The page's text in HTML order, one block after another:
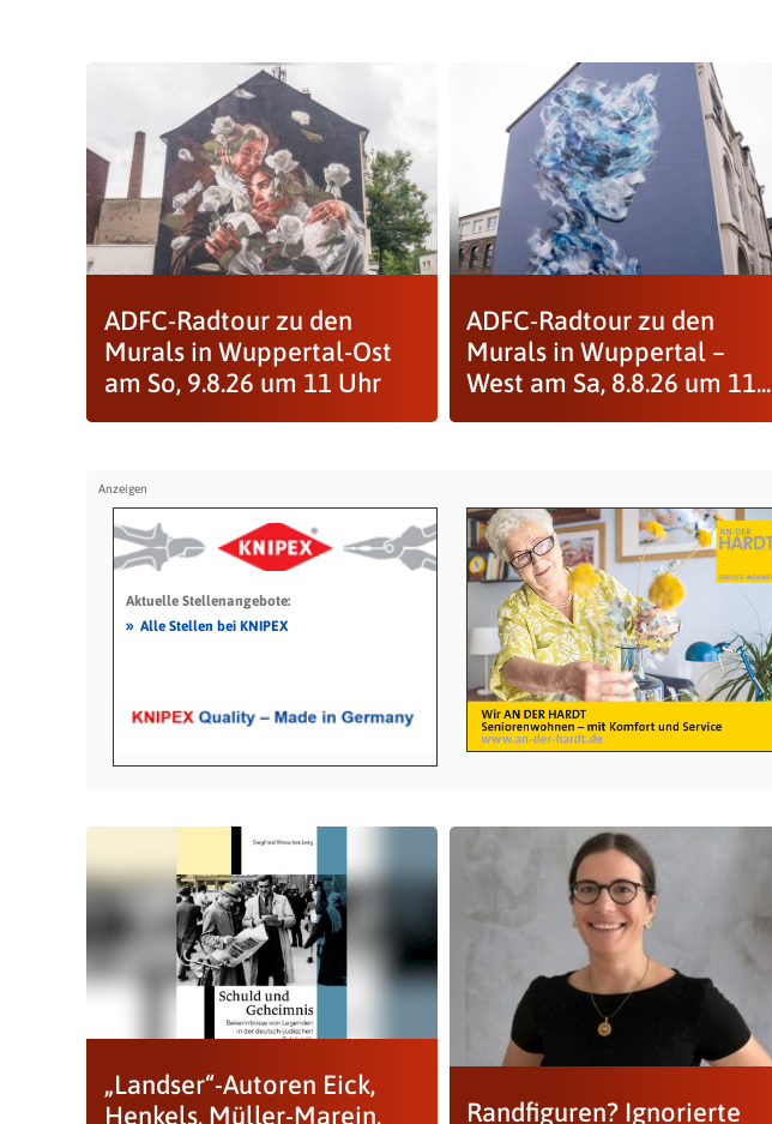
ADFC-Radtour zu den
Murals in Wuppertal-Ost
am So, 9.8.26 um 11 Uhr
ADFC-Radtour zu den
Murals in Wuppertal –
West am Sa, 8.8.26 um 11...
Aktuelle Stellenangebote:
» Alle Stellen bei KNIPEX
„Landser“-Autoren Eick,
Henkels, Müller-Marein,
Randfiguren? Ignorierte